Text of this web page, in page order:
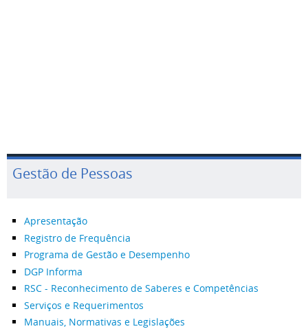
Gestão de Pessoas
Apresentação
Registro de Frequência
Programa de Gestão e Desempenho
DGP Informa
RSC - Reconhecimento de Saberes e Competências
Serviços e Requerimentos
Manuais, Normativas e Legislações